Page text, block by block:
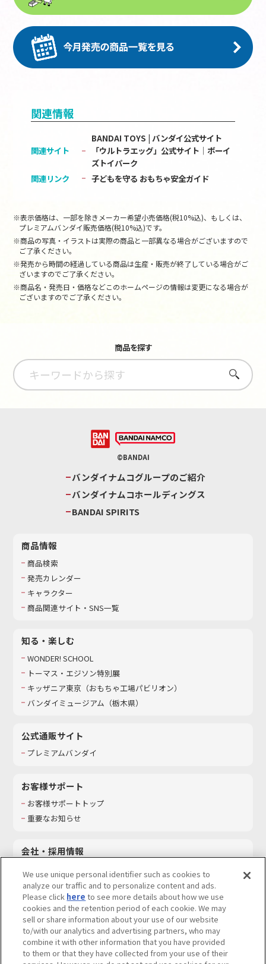
関連情報
関連サイト
BANDAI TOYS | バンダイ公式サイト
「ウルトラエッグ」公式サイト│ボーイ
ズトイパーク
関連リンク
子どもを守る おもちゃ安全ガイド
※表示価格は、一部を除きメーカー希望小売価格(税10%込)、もしくは、
プレミアムバンダイ販売価格(税10%込)です。
※商品の写真・イラストは実際の商品と一部異なる場合がございますので
ご了承ください。
※発売から時間の経過している商品は生産・販売が終了している場合がご
ざいますのでご了承ください。
※商品名・発売日・価格などこのホームページの情報は変更になる場合が
ございますのでご了承ください。
商品を探す
さがす
©BANDAI
バンダイナムコグループのご紹介
バンダイナムコホールディングス
BANDAI SPIRITS
商品情報
商品検索
発売カレンダー
キャラクター
商品関連サイト・SNS一覧
知る・楽しむ
WONDER! SCHOOL
トーマス・エジソン特別展
キッザニア東京（おもちゃ工場パビリオン）​
バンダイミュージアム（栃木県）
公式通販サイト
プレミアムバンダイ
お客様サポート
お客様サポートトップ
重要なお知らせ
会社・採用情報
採用情報
サステナビリティ
お問い合わせ
We use unique personal identifier such as cookies to
analyze our traffic and to personalize content and ads.
Please click here to see more details about how we use
cookies and the retention period of each cookie. We may
sell or share information about your use of our website
to/with our analytics and advertising partners, who may
combine it with other information that you have provided
to them or that they have collected from your use of their